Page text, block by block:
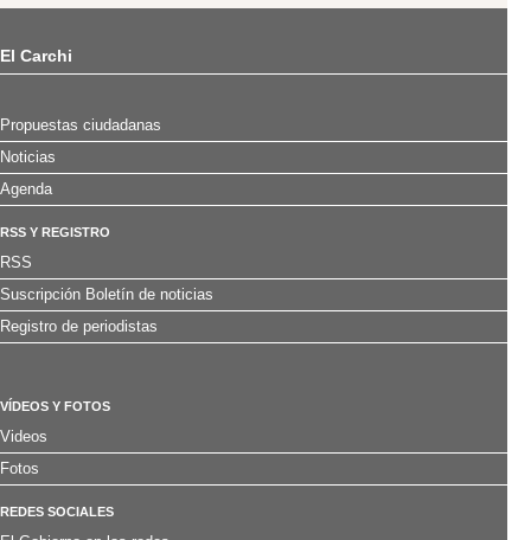
El Carchi
Propuestas ciudadanas
Noticias
Agenda
RSS Y REGISTRO
RSS
Suscripción Boletín de noticias
Registro de periodistas
VÍDEOS Y FOTOS
Videos
Fotos
REDES SOCIALES